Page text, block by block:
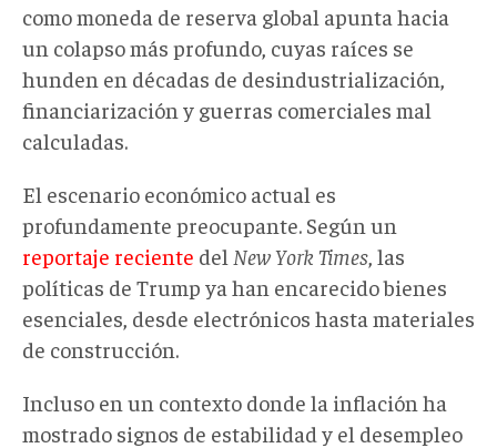
como moneda de reserva global apunta hacia
un colapso más profundo, cuyas raíces se
hunden en décadas de desindustrialización,
financiarización y guerras comerciales mal
calculadas.
El escenario económico actual es
profundamente preocupante. Según un
reportaje reciente del New York Times , las
políticas de Trump ya han encarecido bienes
esenciales, desde electrónicos hasta materiales
de construcción.
Incluso en un contexto donde la inflación ha
mostrado signos de estabilidad y el desempleo